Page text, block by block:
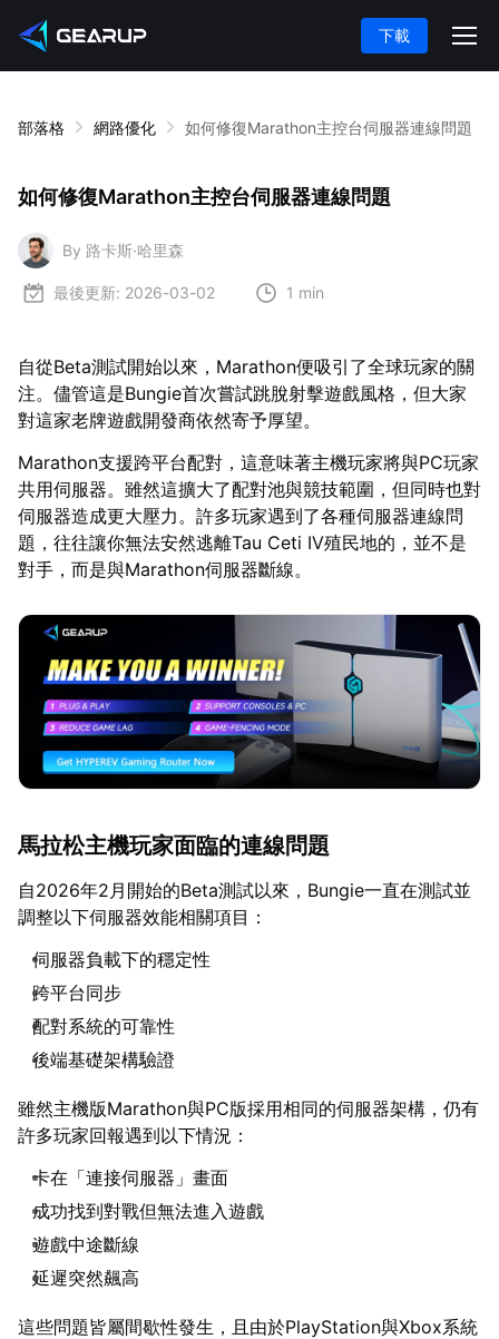
下載
部落格 網路優化 如何修復Marathon主控台伺服器連線問題
如何修復Marathon主控台伺服器連線問題
By 路卡斯·哈里森
最後更新: 2026-03-02 1 min
自從Beta測試開始以來，Marathon便吸引了全球玩家的關
注。儘管這是Bungie首次嘗試跳脫射擊遊戲風格，但大家
對這家老牌遊戲開發商依然寄予厚望。
Marathon支援跨平台配對，這意味著主機玩家將與PC玩家
共用伺服器。雖然這擴大了配對池與競技範圍，但同時也對
伺服器造成更大壓力。許多玩家遇到了各種伺服器連線問
題，往往讓你無法安然逃離Tau Ceti IV殖民地的，並不是
對手，而是與Marathon伺服器斷線。
馬拉松主機玩家面臨的連線問題
自2026年2月開始的Beta測試以來，Bungie一直在測試並
調整以下伺服器效能相關項目：
伺服器負載下的穩定性
跨平台同步
配對系統的可靠性
後端基礎架構驗證
雖然主機版Marathon與PC版採用相同的伺服器架構，仍有
許多玩家回報遇到以下情況：
卡在「連接伺服器」畫面
成功找到對戰但無法進入遊戲
遊戲中途斷線
延遲突然飆高
這些問題皆屬間歇性發生，且由於PlayStation與Xbox系統